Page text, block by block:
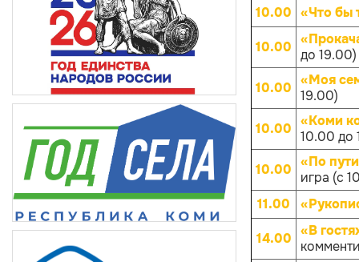
10.00 «Что бы
10.00 до 19.00)
10.00 «Моя
19.00)
10.00 «Коми
10.00 до
10.00 «По
игра (с
11.00
14.00 «В